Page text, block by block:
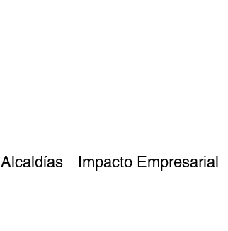
Alcaldías Impacto Empresarial